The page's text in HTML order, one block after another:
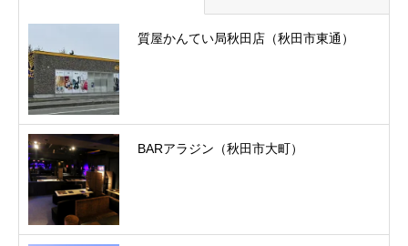
質屋かんてい局秋田店（秋田市東通）
BARアラジン（秋田市大町）